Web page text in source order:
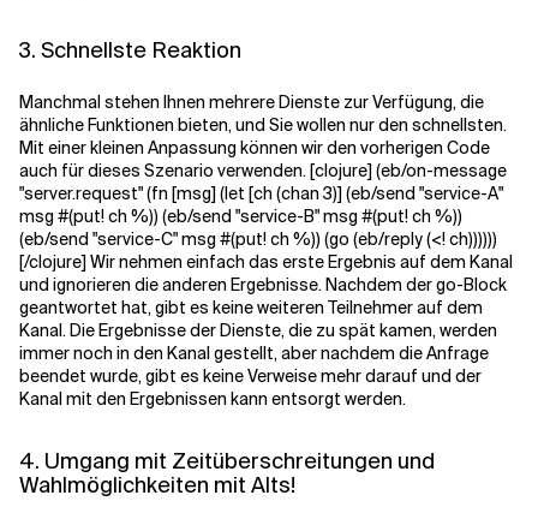
3. Schnellste Reaktion
Manchmal stehen Ihnen mehrere Dienste zur Verfügung, die
ähnliche Funktionen bieten, und Sie wollen nur den schnellsten.
Mit einer kleinen Anpassung können wir den vorherigen Code
auch für dieses Szenario verwenden. [clojure] (eb/on-message
"server.request" (fn [msg] (let [ch (chan 3)] (eb/send "service-A"
msg #(put! ch %)) (eb/send "service-B" msg #(put! ch %))
(eb/send "service-C" msg #(put! ch %)) (go (eb/reply (<! ch))))))
[/clojure] Wir nehmen einfach das erste Ergebnis auf dem Kanal
und ignorieren die anderen Ergebnisse. Nachdem der go-Block
geantwortet hat, gibt es keine weiteren Teilnehmer auf dem
Kanal. Die Ergebnisse der Dienste, die zu spät kamen, werden
immer noch in den Kanal gestellt, aber nachdem die Anfrage
beendet wurde, gibt es keine Verweise mehr darauf und der
Kanal mit den Ergebnissen kann entsorgt werden.
4. Umgang mit Zeitüberschreitungen und
Wahlmöglichkeiten mit Alts!